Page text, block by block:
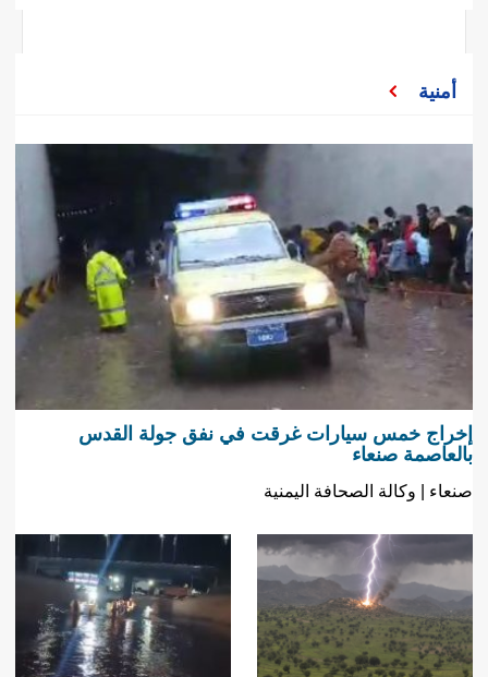
أمنية
إخراج خمس سيارات غرقت في نفق جولة القدس
بالعاصمة صنعاء
صنعاء | وكالة الصحافة اليمنية